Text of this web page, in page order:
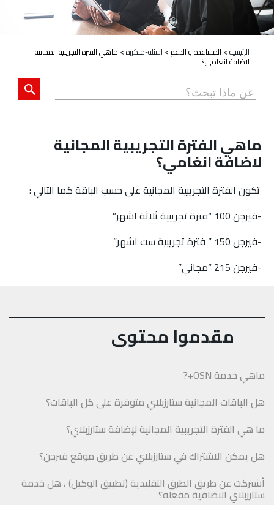
الرئيسية> المساعدة و الدعم> اسئلة-متكررة> ماهي الفترة التجريبية المجانية
لاضافة انغامي؟
ماهي الفترة التجريبية المجانية
لاضافة انغامي؟
تكون الفترة التجريبية المجانية على حسب الباقة كما التالي :
-فيرجن 100 “فترة تجريبية ثلاثة اشهر”
-فيرجن 150 ” فترة تجريبية ست اشهر”
-فيرجن 215 “مجاني”
مقدموا محتوى
ماهي خدمة OSN+?
هل الباقات المجانية ستارزبلاي متوفرة على كل الباقات؟
ما هي الفترة التجريبية المجانية لإضافة ستارزبلاي؟
هل يمكن الاشتراك في ستارزبلاي عن طريق موقع فيرجن؟
أشتركت عن طريق الطرق التقليدية (تطبيق الوكيل) ، هل خدمة
ستارزبلاي الاضافية مفعله؟